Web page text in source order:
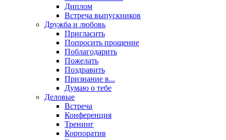
Диплом
Встреча выпускников
Дружба и любовь
Пригласить
Попросить прощение
Поблагодарить
Пожелать
Поздравить
Признание в...
Думаю о тебе
Деловые
Встреча
Конференция
Тренинг
Корпоратив